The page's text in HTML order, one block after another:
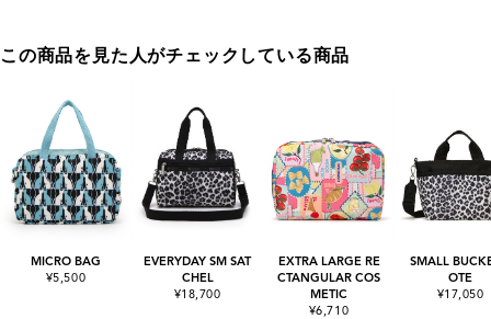
この商品を見た人がチェックしている商品
MICRO BAG
¥5,500
EVERYDAY SM SAT
CHEL
¥18,700
EXTRA LARGE RE
CTANGULAR COS
METIC
¥6,710
SMALL
OTE
¥17,050